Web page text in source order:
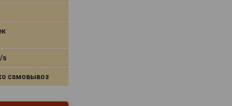
s
самовывоз